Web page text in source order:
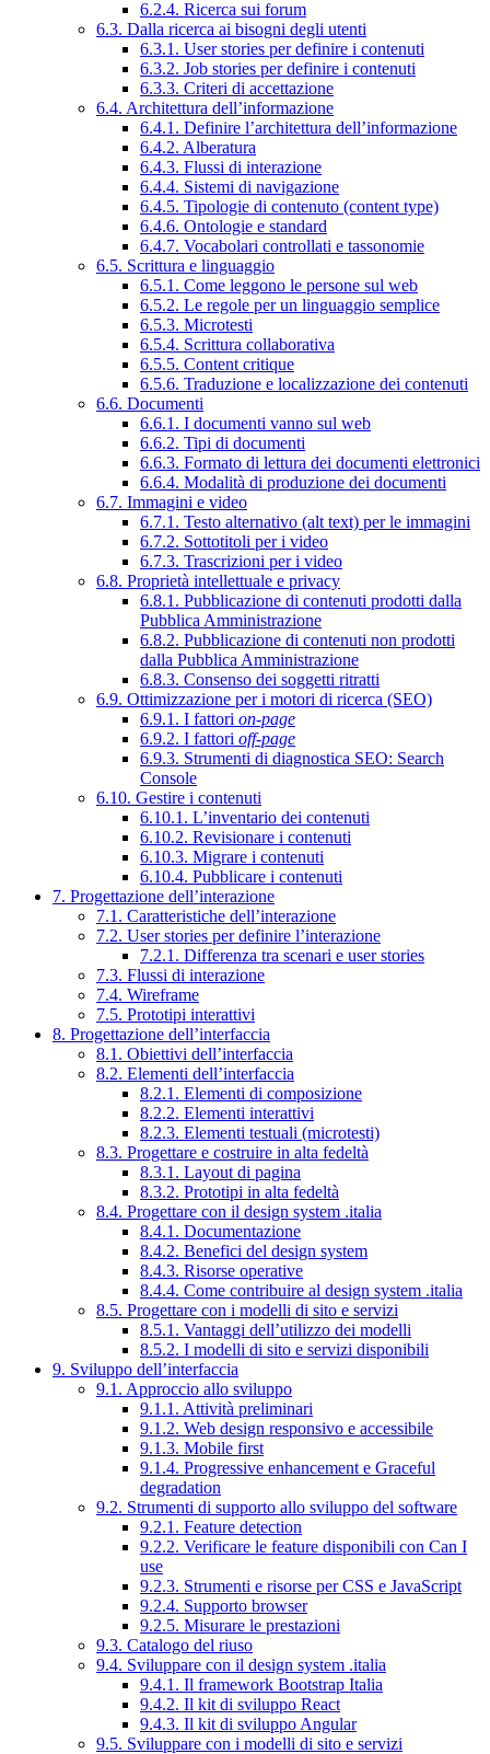
6.2.4. Ricerca sui forum
6.3. Dalla ricerca ai bisogni degli utenti
6.3.1. User stories per definire i contenuti
6.3.2. Job stories per definire i contenuti
6.3.3. Criteri di accettazione
6.4. Architettura dell’informazione
6.4.1. Definire l’architettura dell’informazione
6.4.2. Alberatura
6.4.3. Flussi di interazione
6.4.4. Sistemi di navigazione
6.4.5. Tipologie di contenuto (content type)
6.4.6. Ontologie e standard
6.4.7. Vocabolari controllati e tassonomie
6.5. Scrittura e linguaggio
6.5.1. Come leggono le persone sul web
6.5.2. Le regole per un linguaggio semplice
6.5.3. Microtesti
6.5.4. Scrittura collaborativa
6.5.5. Content critique
6.5.6. Traduzione e localizzazione dei contenuti
6.6. Documenti
6.6.1. I documenti vanno sul web
6.6.2. Tipi di documenti
6.6.3. Formato di lettura dei documenti elettronici
6.6.4. Modalità di produzione dei documenti
6.7. Immagini e video
6.7.1. Testo alternativo (alt text) per le immagini
6.7.2. Sottotitoli per i video
6.7.3. Trascrizioni per i video
6.8. Proprietà intellettuale e privacy
6.8.1. Pubblicazione di contenuti prodotti dalla
Pubblica Amministrazione
6.8.2. Pubblicazione di contenuti non prodotti
dalla Pubblica Amministrazione
6.8.3. Consenso dei soggetti ritratti
6.9. Ottimizzazione per i motori di ricerca (SEO)
6.9.1. I fattori on-page
6.9.2. I fattori off-page
6.9.3. Strumenti di diagnostica SEO: Search
Console
6.10. Gestire i contenuti
6.10.1. L’inventario dei contenuti
6.10.2. Revisionare i contenuti
6.10.3. Migrare i contenuti
6.10.4. Pubblicare i contenuti
7. Progettazione dell’interazione
7.1. Caratteristiche dell’interazione
7.2. User stories per definire l’interazione
7.2.1. Differenza tra scenari e user stories
7.3. Flussi di interazione
7.4. Wireframe
7.5. Prototipi interattivi
8. Progettazione dell’interfaccia
8.1. Obiettivi dell’interfaccia
8.2. Elementi dell’interfaccia
8.2.1. Elementi di composizione
8.2.2. Elementi interattivi
8.2.3. Elementi testuali (microtesti)
8.3. Progettare e costruire in alta fedeltà
8.3.1. Layout di pagina
8.3.2. Prototipi in alta fedeltà
8.4. Progettare con il design system .italia
8.4.1. Documentazione
8.4.2. Benefici del design system
8.4.3. Risorse operative
8.4.4. Come contribuire al design system .italia
8.5. Progettare con i modelli di sito e servizi
8.5.1. Vantaggi dell’utilizzo dei modelli
8.5.2. I modelli di sito e servizi disponibili
9. Sviluppo dell’interfaccia
9.1. Approccio allo sviluppo
9.1.1. Attività preliminari
9.1.2. Web design responsivo e accessibile
9.1.3. Mobile first
9.1.4. Progressive enhancement e Graceful
degradation
9.2. Strumenti di supporto allo sviluppo del software
9.2.1. Feature detection
9.2.2. Verificare le feature disponibili con Can I
use
9.2.3. Strumenti e risorse per CSS e JavaScript
9.2.4. Supporto browser
9.2.5. Misurare le prestazioni
9.3. Catalogo del riuso
9.4. Sviluppare con il design system .italia
9.4.1. Il framework Bootstrap Italia
9.4.2. Il kit di sviluppo React
9.4.3. Il kit di sviluppo Angular
9.5. Sviluppare con i modelli di sito e servizi